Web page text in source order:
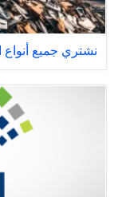
نشتري جميع